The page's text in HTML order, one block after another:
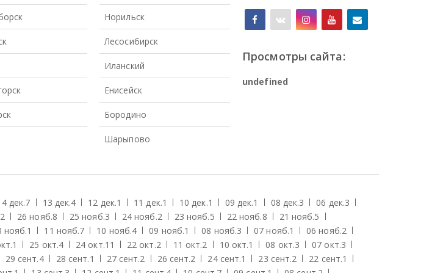
Норильск
Лесосибирск
Иланский
Енисейск
Бородино
Шарыпово
Просмотры сайта:
undefined
дек.7 13 дек.4 12 дек.1 11 дек.1 10 дек.1 09 дек.1 08 дек.3 06 дек.3
2 26 нояб.8 25 нояб.3 24 нояб.2 23 нояб.5 22 нояб.8 21 нояб.5
нояб.1 11 нояб.7 10 нояб.4 09 нояб.1 08 нояб.3 07 нояб.1 06 нояб.2
1 25 окт.4 24 окт.11 22 окт.2 11 окт.2 10 окт.1 08 окт.3 07 окт.3
29 сент.4 28 сент.1 27 сент.2 26 сент.2 24 сент.1 23 сент.2 22 сент.1